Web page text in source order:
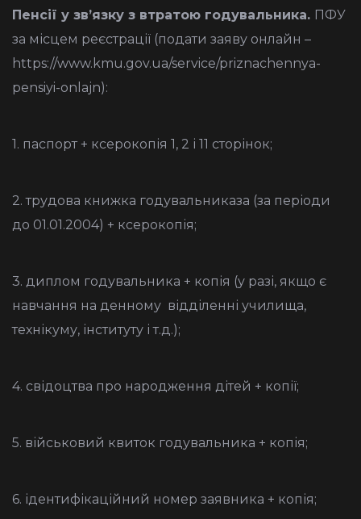
Пенсії у зв’язку з втратою годувальника. ПФУ
за місцем реєстрації (подати заяву онлайн –
https://www.kmu.gov.ua/service/priznachennya-
pensiyi-onlajn):
1. паспорт + ксерокопія 1, 2 і 11 сторінок;
2. трудова книжка годувальниказа (за періоди
до 01.01.2004) + ксерокопія;
3. диплом годувальника + копія (у разі, якщо є
навчання на денному відділенні училища,
технікуму, інституту і т.д.);
4. свідоцтва про народження дітей + копії;
5. військовий квиток годувальника + копія;
6. ідентифікаційний номер заявника + копія;